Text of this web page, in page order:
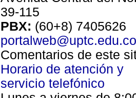
39-115
PBX: (60+8) 7405626
portalweb@uptc.edu.co
Comentarios de este
Horario de atención y
servicio telefónico